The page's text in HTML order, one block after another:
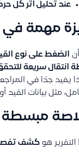
عند تحليل أثر كل
مهمة في
الضغط على نوع
انتقال سريعة
يفيد جدًا في
مثل بيانات القيد
مبسطة
التقرير هو كشف